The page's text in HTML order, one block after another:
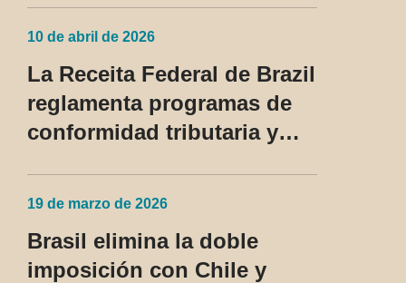
privilegiado
10 de abril de 2026
La Receita Federal de Brazil
reglamenta programas de
conformidad tributaria y
19 de marzo de 2026
Brasil elimina la doble
imposición con Chile y